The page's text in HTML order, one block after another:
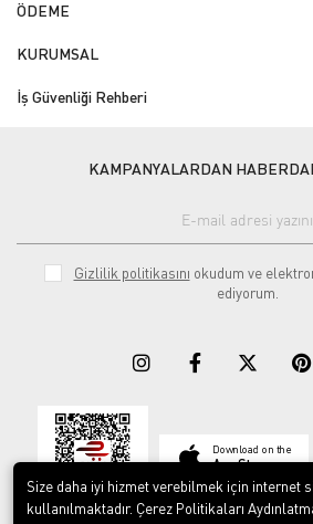
ÖDEME
KURUMSAL
İş Güvenliği Rehberi
KAMPANYALARDAN
Gizlilik politikasını okudum ve
ediyorum.
Download on the
App Store
Size daha iyi hizmet verebilmek için internet
kullanılmaktadır. Çerez Politikaları